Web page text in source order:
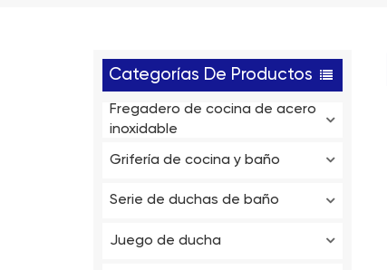
Categorías De Productos
Fregadero de cocina de acero
inoxidable
Grifería de cocina y baño
Serie de duchas de baño
Juego de ducha